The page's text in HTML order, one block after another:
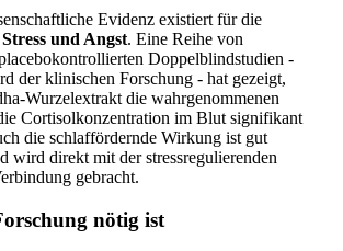
Evidenz existiert für die
und Angst. Eine Reihe von
Doppelblindstudien -
der klinischen Forschung - hat gezeigt,
Wurzelextrakt die wahrgenommenen
Cortisolkonzentration im Blut signifikant
die schlaffördernde Wirkung ist gut
wird direkt mit der stressregulierenden
gebracht.
nötig ist